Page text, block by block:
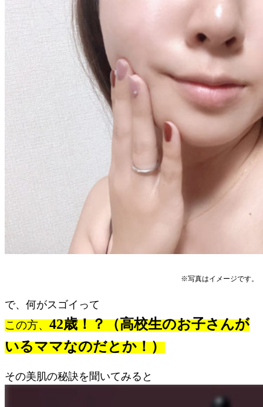
※写真はイメージです。
で、何がスゴイって
この方、 42歳！？（高校生のお子さんが
いるママなのだとか！）
その美肌の秘訣を聞いてみると